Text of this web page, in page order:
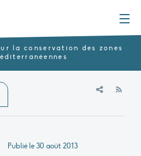
la conservation des zones
Publié le30 août 2013